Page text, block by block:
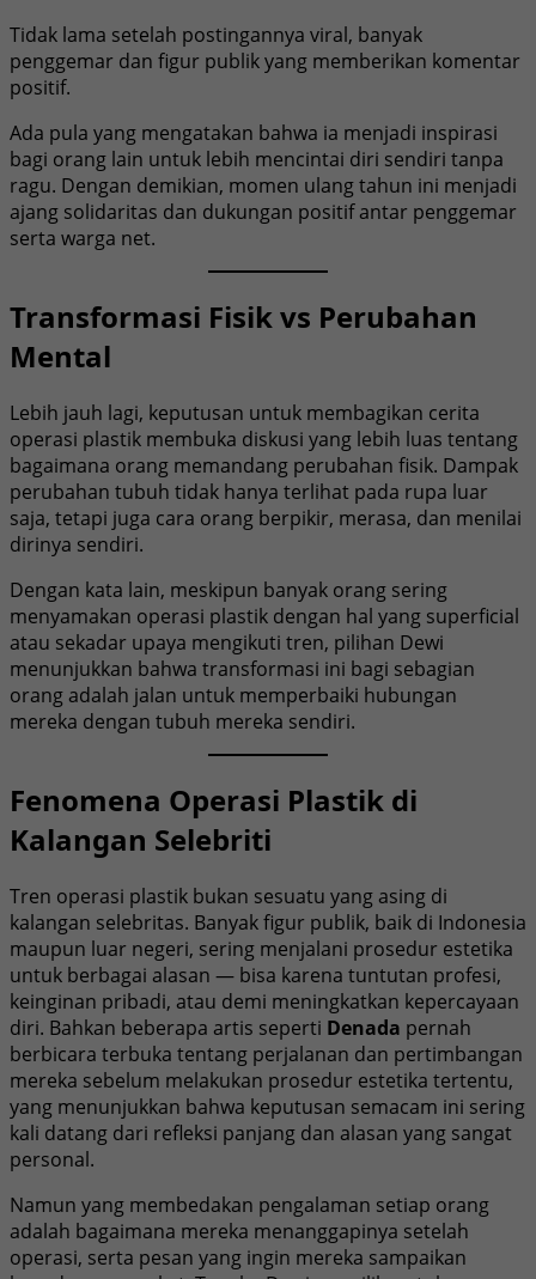
Tidak lama setelah postingannya viral, banyak
penggemar dan figur publik yang memberikan komentar
positif.
Ada pula yang mengatakan bahwa ia menjadi inspirasi
bagi orang lain untuk lebih mencintai diri sendiri tanpa
ragu. Dengan demikian, momen ulang tahun ini menjadi
ajang solidaritas dan dukungan positif antar penggemar
serta warga net.
Transformasi Fisik vs Perubahan
Mental
Lebih jauh lagi, keputusan untuk membagikan cerita
operasi plastik membuka diskusi yang lebih luas tentang
bagaimana orang memandang perubahan fisik. Dampak
perubahan tubuh tidak hanya terlihat pada rupa luar
saja, tetapi juga cara orang berpikir, merasa, dan menilai
dirinya sendiri.
Dengan kata lain, meskipun banyak orang sering
menyamakan operasi plastik dengan hal yang superficial
atau sekadar upaya mengikuti tren, pilihan Dewi
menunjukkan bahwa transformasi ini bagi sebagian
orang adalah jalan untuk memperbaiki hubungan
mereka dengan tubuh mereka sendiri.
Fenomena Operasi Plastik di
Kalangan Selebriti
Tren operasi plastik bukan sesuatu yang asing di
kalangan selebritas. Banyak figur publik, baik di Indonesia
maupun luar negeri, sering menjalani prosedur estetika
untuk berbagai alasan — bisa karena tuntutan profesi,
keinginan pribadi, atau demi meningkatkan kepercayaan
diri. Bahkan beberapa artis seperti Denada pernah
berbicara terbuka tentang perjalanan dan pertimbangan
mereka sebelum melakukan prosedur estetika tertentu,
yang menunjukkan bahwa keputusan semacam ini sering
kali datang dari refleksi panjang dan alasan yang sangat
personal.
Namun yang membedakan pengalaman setiap orang
adalah bagaimana mereka menanggapinya setelah
operasi, serta pesan yang ingin mereka sampaikan